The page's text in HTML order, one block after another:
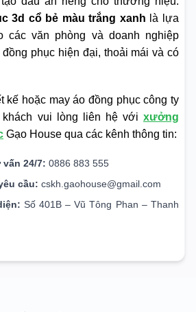
3d cổ bẻ màu trắng xanh là lựa
các văn phòng và doanh nghiệp
phục hiện đại, thoải mái và có
kế hoặc may áo đồng phục công ty
vui lòng liên hệ với xưởng
Gạo House qua các kênh thông tin:
24/7: 0886 883 555
cầu: cskh.gaohouse@gmail.com
Số 401B – Vũ Tông Phan – Thanh